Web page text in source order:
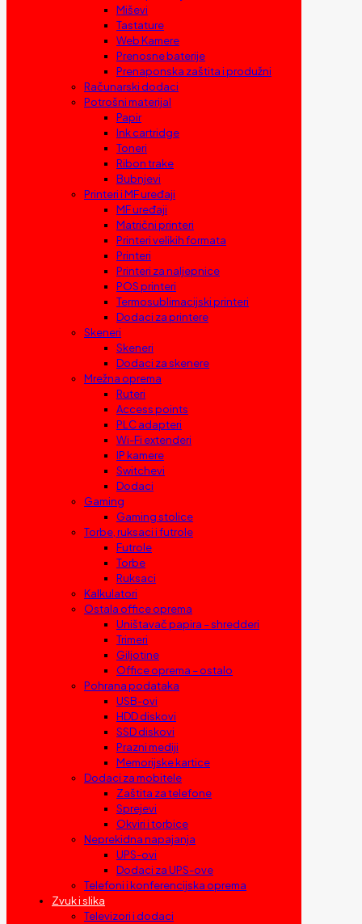
Miševi
Tastature
Web Kamere
Prenosne baterije
Prenaponska zaštita i produžni
Računarski dodaci
Potrošni materijal
Papir
Ink cartridge
Toneri
Ribon trake
Bubnjevi
Printeri i MF uređaji
MF uređaji
Matrični printeri
Printeri velikih formata
Printeri
Printeri za naljepnice
POS printeri
Termosublimacijski printeri
Dodaci za printere
Skeneri
Skeneri
Dodaci za skenere
Mrežna oprema
Ruteri
Access points
PLC adapteri
Wi-Fi extenderi
IP kamere
Switchevi
Dodaci
Gaming
Gaming stolice
Torbe, ruksaci i futrole
Futrole
Torbe
Ruksaci
Kalkulatori
Ostala office oprema
Uništavač papira – shredderi
Trimeri
Giljotine
Office oprema – ostalo
Pohrana podataka
USB-ovi
HDD diskovi
SSD diskovi
Prazni mediji
Memorijske kartice
Dodaci za mobitele
Zaštita za telefone
Sprejevi
Okviri i torbice
Neprekidna napajanja
UPS-ovi
Dodaci za UPS-ove
Telefoni i konferencijska oprema
Zvuk i slika
Televizori i dodaci